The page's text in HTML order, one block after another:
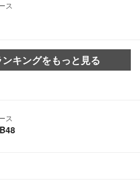
ス
キングをもっと見る
ス